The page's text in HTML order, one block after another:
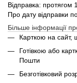
Відправка: протягом
Про дату відправки
Більше інформації
Карткою на сайт,
Готівкою або
Пошти
Безготівковий